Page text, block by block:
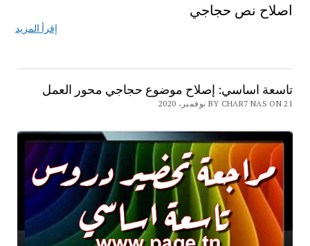
اصلاح نص حجاجي
إقرأ المزيد
تاسعة اساسي: إصلاح موضوع حجاجي محور العمل
BY CHAR7 NAS ON 21 نوفمبر، 2020